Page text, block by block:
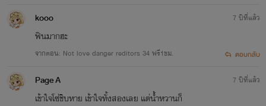
kooo
ฟินมากฮะ
จากตอน: Not love danger reditors 34 ฟรี1ชม.
7 ปีที่แล้ว
ตอบกลับ
Page A
เข้าใจโซ่ชิบหาย เข้าใจทั้งสองเลย แต่น้ำหวานก็
7 ปีที่แล้ว